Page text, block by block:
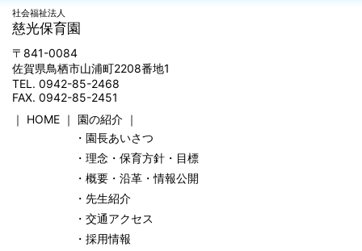
社会福祉法人
慈光保育園
〒841-0084
佐賀県鳥栖市山浦町2208番地1
TEL. 0942-85-2468
FAX. 0942-85-2451
｜ HOME ｜ 園の紹介 ｜
・園長あいさつ
・理念・保育方針・目標
・概要・沿革・情報公開
・先生紹介
・交通アクセス
・採用情報